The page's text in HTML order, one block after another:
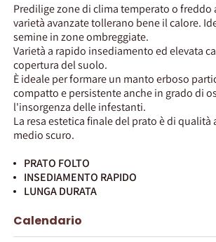
Predilige zone di clima temperato o freddo
varietà avanzate tollerano bene il calore.
semine in zone ombreggiate.
Varietà a rapido insediamento ed elevata
copertura del suolo.
È ideale per formare un manto erboso
compatto e persistente anche in grado di
l'insorgenza delle infestanti.
La resa estetica finale del prato è di qualità
medio scuro.
PRATO FOLTO
INSEDIAMENTO RAPIDO
LUNGA DURATA
Calendario